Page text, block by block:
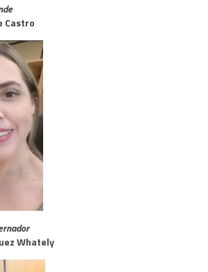
Castro
Whately